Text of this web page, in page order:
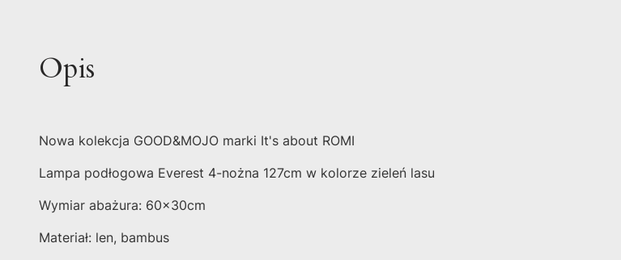
Opis
Nowa kolekcja GOOD&MOJO marki It's about ROMI
Lampa podłogowa Everest 4-nożna 127cm w kolorze zieleń lasu
Wymiar abażura: 60x30cm
Materiał: len, bambus